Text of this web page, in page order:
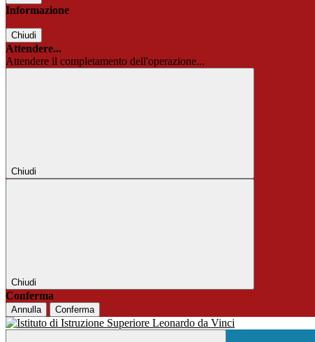
Informazione
Chiudi
Attendere...
Attendere il completamento dell'operazione...
Chiudi
Chiudi
Conferma
Annulla Conferma